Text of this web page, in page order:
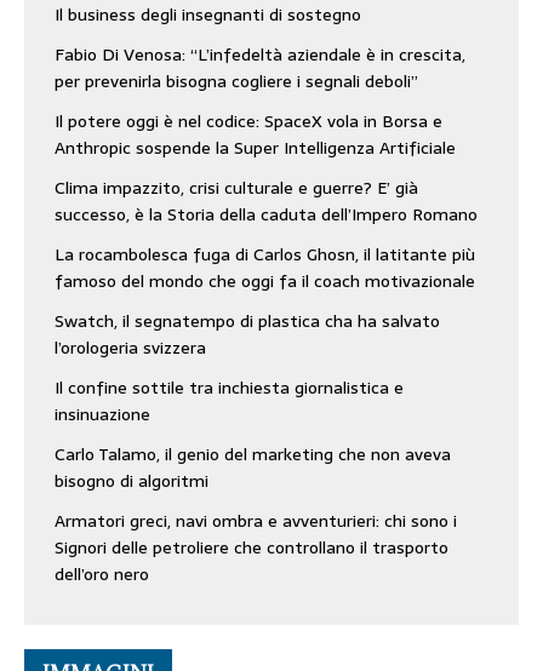
Il business degli insegnanti di sostegno
Fabio Di Venosa: “L’infedeltà aziendale è in crescita,
per prevenirla bisogna cogliere i segnali deboli”
Il potere oggi è nel codice: SpaceX vola in Borsa e
Anthropic sospende la Super Intelligenza Artificiale
Clima impazzito, crisi culturale e guerre? E’ già
successo, è la Storia della caduta dell’Impero Romano
La rocambolesca fuga di Carlos Ghosn, il latitante più
famoso del mondo che oggi fa il coach motivazionale
Swatch, il segnatempo di plastica cha ha salvato
l’orologeria svizzera
Il confine sottile tra inchiesta giornalistica e
insinuazione
Carlo Talamo, il genio del marketing che non aveva
bisogno di algoritmi
Armatori greci, navi ombra e avventurieri: chi sono i
Signori delle petroliere che controllano il trasporto
dell’oro nero